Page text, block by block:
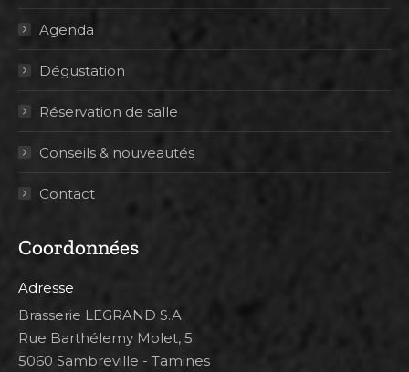
Agenda
Dégustation
Réservation de salle
Conseils & nouveautés
Contact
Coordonnées
Adresse
Brasserie LEGRAND S.A.
Rue Barthélemy Molet, 5
5060 Sambreville - Tamines